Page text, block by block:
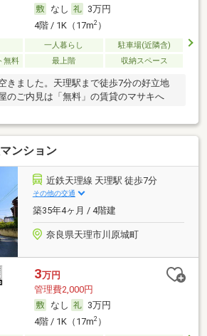
なし
3万円
4階 / 1K（17m2）
一人暮らし
駐車場(近隣含)
無料
最上階 収納スペース
きました。天理駅まで徒歩7分の好立地
のご内見は「無料」の賃貸のマサキへ
ンション
近鉄天理線 天理駅 徒歩7分
その他の交通
築35年4ヶ月 / 4階建
奈良県天理市川原城町
3万円
管理費2,000円
なし
3万円
4階 / 1K（17m2）